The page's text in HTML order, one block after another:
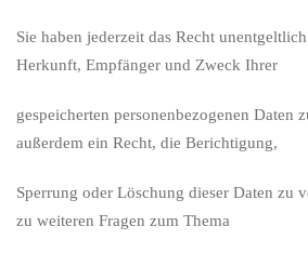
Sie haben jederzeit das Recht
Herkunft, Empfänger und Zweck Ihrer
gespeicherten personenbezogenen Daten
außerdem ein Recht, die Berichtigung,
Sperrung oder Löschung dieser Daten zu
zu weiteren Fragen zum Thema